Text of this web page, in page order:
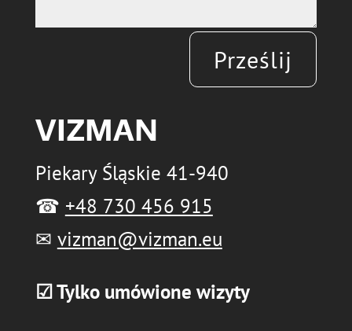
Prześlij
VIZMAN
Piekary Śląskie 41-940
☎ +48 730 456 915
✉ vizman@vizman.eu
☑ Tylko umówione wizyty